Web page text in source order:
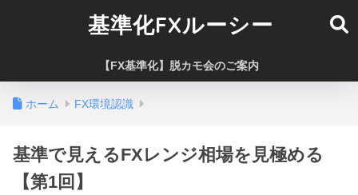
基準化FXルーシー
【FX基準化】脱カモ会のご案内
ホーム FX環境認識
基準で見えるFXレンジ相場を見極める
【第1回】